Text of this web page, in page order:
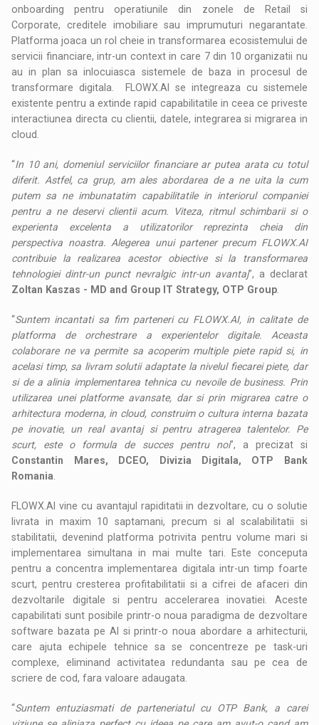
onboarding pentru operatiunile din zonele de Retail si
Corporate, creditele imobiliare sau imprumuturi negarantate.
Platforma joaca un rol cheie in transformarea ecosistemului de
servicii financiare, intr-un context in care 7 din 10 organizatii nu
au in plan sa inlocuiasca sistemele de baza in procesul de
transformare digitala. FLOWX.AI se integreaza cu sistemele
existente pentru a extinde rapid capabilitatile in ceea ce priveste
interactiunea directa cu clientii, datele, integrarea si migrarea in
cloud.
“In 10 ani, domeniul serviciilor financiare ar putea arata cu totul
diferit. Astfel, ca grup, am ales abordarea de a ne uita la cum
putem sa ne imbunatatim capabilitatile in interiorul companiei
pentru a ne deservi clientii acum. Viteza, ritmul schimbarii si o
experienta excelenta a utilizatorilor reprezinta cheia din
perspectiva noastra. Alegerea unui partener precum FLOWX.AI
contribuie la realizarea acestor obiective si la transformarea
tehnologiei dintr-un punct nevralgic intr-un avantaj”, a declarat
Zoltan Kaszas - MD and Group IT Strategy, OTP Group
“Suntem incantati sa fim parteneri cu FLOWX.AI, in calitate de
platforma de orchestrare a experientelor digitale. Aceasta
colaborare ne va permite sa acoperim multiple piete rapid si, in
acelasi timp, sa livram solutii adaptate la nivelul fiecarei piete, dar
si de a alinia implementarea tehnica cu nevoile de business. Prin
utilizarea unei platforme avansate, dar si prin migrarea catre o
arhitectura moderna, in cloud, construim o cultura interna bazata
pe inovatie, un real avantaj si pentru atragerea talentelor. Pe
scurt, este o formula de succes pentru noi”, a precizat si
Constantin Mares, DCEO, Divizia Digitala, OTP Bank
Romania
FLOWX.AI vine cu avantajul rapiditatii in dezvoltare, cu o solutie
livrata in maxim 10 saptamani, precum si al scalabilitatii si
stabilitatii, devenind platforma potrivita pentru volume mari si
implementarea simultana in mai multe tari. Este conceputa
pentru a concentra implementarea digitala intr-un timp foarte
scurt, pentru cresterea profitabilitatii si a cifrei de afaceri din
dezvoltarile digitale si pentru accelerarea inovatiei. Aceste
capabilitati sunt posibile printr-o noua paradigma de dezvoltare
software bazata pe AI si printr-o noua abordare a arhitecturii,
care ajuta echipele tehnice sa se concentreze pe task-uri
complexe, eliminand activitatea redundanta sau pe cea de
scriere de cod, fara valoare adaugata.
“Suntem entuziasmati de parteneriatul cu OTP Bank, a carei